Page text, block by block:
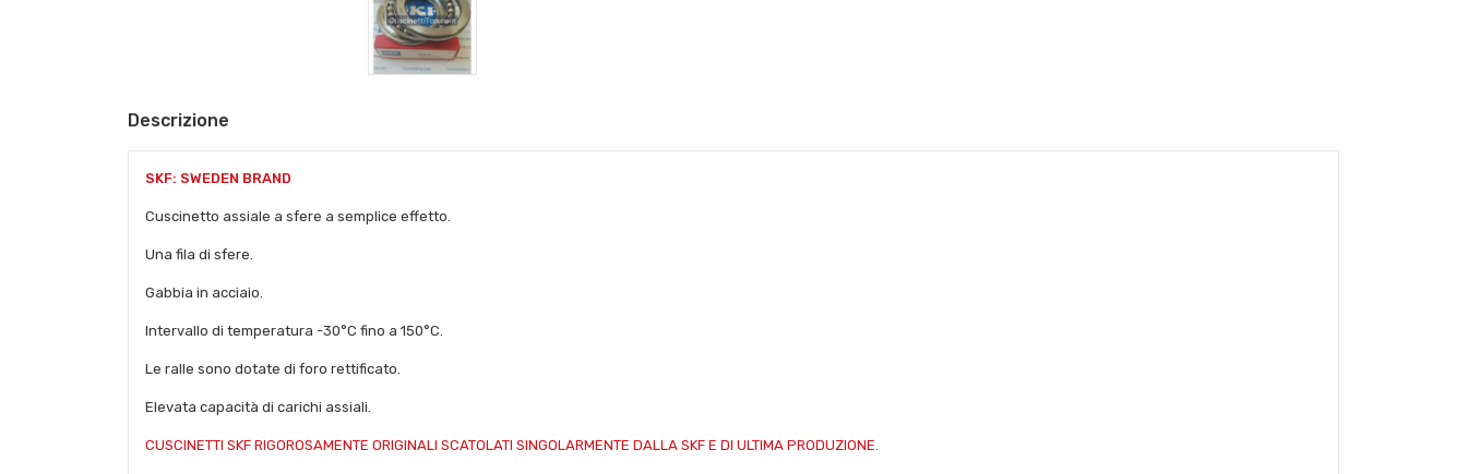
Descrizione
SKF: SWEDEN BRAND
Cuscinetto assiale a sfere a semplice effetto.
Una fila di sfere.
Gabbia in acciaio.
Intervallo di temperatura -30°C fino a 150°C.
Le ralle sono dotate di foro rettificato.
Elevata capacità di carichi assiali.
CUSCINETTI SKF RIGOROSAMENTE ORIGINALI SCATOLATI SINGOLARMENTE DALLA SKF E DI ULTIMA PRODUZIONE.